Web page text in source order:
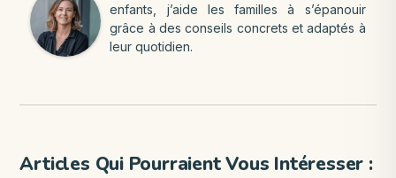
enfants, j’aide les familles à s’épanouir
grâce à des conseils concrets et adaptés à
leur quotidien.
Articles Qui Pourraient Vous Intéresser :